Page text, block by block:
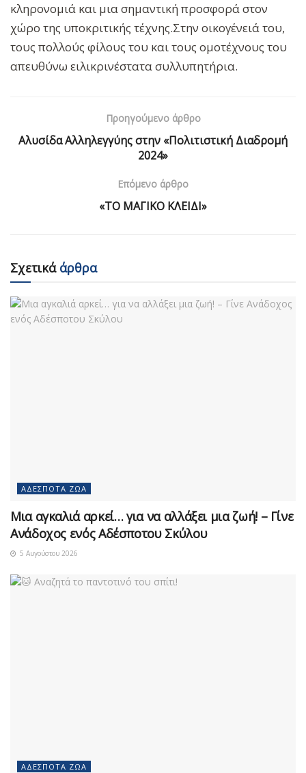
κληρονομιά και μια σημαντική προσφορά στον
χώρο της υποκριτικής τέχνης.Στην οικογένειά του,
τους πολλούς φίλους του και τους ομοτέχνους του
απευθύνω ειλικρινέστατα συλλυπητήρια.
Προηγούμενο άρθρο
Αλυσίδα Αλληλεγγύης στην «Πολιτιστική Διαδρομή
2024»
Επόμενο άρθρο
«ΤΟ ΜΑΓΙΚΟ ΚΛΕΙΔΙ»
Σχετικάάρθρα
ΑΔΈΣΠΟΤΑ ΖΏΑ
Μια αγκαλιά αρκεί… για να αλλάξει μια ζωή! – Γίνε
Ανάδοχος ενός Αδέσποτου Σκύλου
5 Αυγούστου 2026
ΑΔΈΣΠΟΤΑ ΖΏΑ